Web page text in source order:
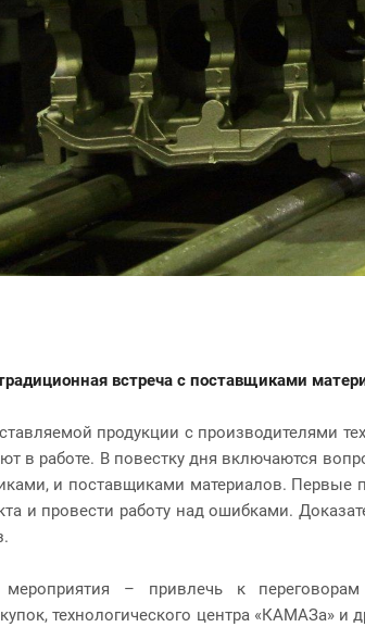
встреча с поставщиками
продукции с производителями
в работе. В повестку дня включаются
и поставщиками материалов.
и провести работу над ошибками.
мероприятия – привлечь к
технологического центра «КАМАЗа»